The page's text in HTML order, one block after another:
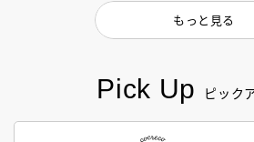
Pick Up ピック
もっと見る